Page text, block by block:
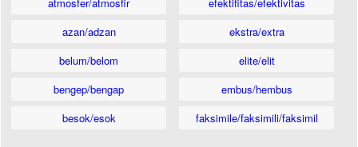
azan/adzan
belum/belom
bengep/bengap
besok/esok
ekstra/extra
elite/elit
embus/hembus
faksimile/faksimili/faksimil